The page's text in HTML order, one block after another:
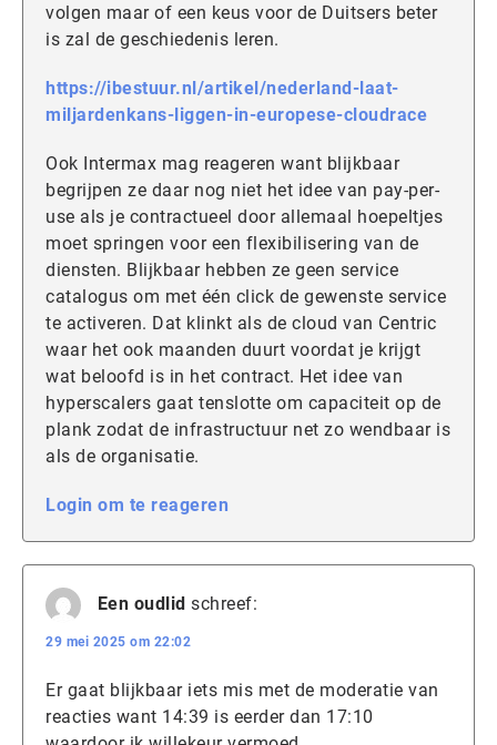
volgen maar of een keus voor de Duitsers beter
is zal de geschiedenis leren.
https://ibestuur.nl/artikel/nederland-laat-
miljardenkans-liggen-in-europese-cloudrace
Ook Intermax mag reageren want blijkbaar
begrijpen ze daar nog niet het idee van pay-per-
use als je contractueel door allemaal hoepeltjes
moet springen voor een flexibilisering van de
diensten. Blijkbaar hebben ze geen service
catalogus om met één click de gewenste service
te activeren. Dat klinkt als de cloud van Centric
waar het ook maanden duurt voordat je krijgt
wat beloofd is in het contract. Het idee van
hyperscalers gaat tenslotte om capaciteit op de
plank zodat de infrastructuur net zo wendbaar is
als de organisatie.
Login om te reageren
Een oudlid schreef:
29 mei 2025 om 22:02
Er gaat blijkbaar iets mis met de moderatie van
reacties want 14:39 is eerder dan 17:10